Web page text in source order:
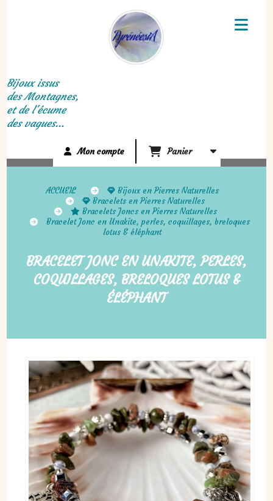
Bijoux issus
des Montagnes,
et de l'écume
des vagues...
Mon compte Panier
ACCUEIL
Bijoux en Pierres Naturelles
Bracelets en Pierres Naturelles
Bracelets Joncs en Pierres Naturelles
Bracelet Jonc en Unakite, perles, coquillages, breloques
lotus & éléphant
BRACELET JONC EN UNAKITE, PERLES,
COQUILLAGES, BRELOQUES LOTUS &
ÉLÉPHANT